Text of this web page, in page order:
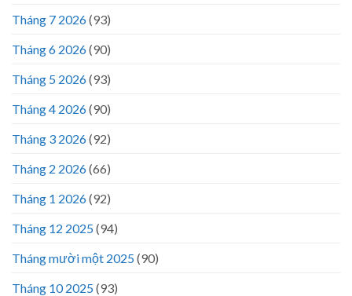
Tháng 7 2026(93)
Tháng 6 2026(90)
Tháng 5 2026(93)
Tháng 4 2026(90)
Tháng 3 2026(92)
Tháng 2 2026(66)
Tháng 1 2026(92)
Tháng 12 2025(94)
Tháng mười một 2025(90)
Tháng 10 2025(93)